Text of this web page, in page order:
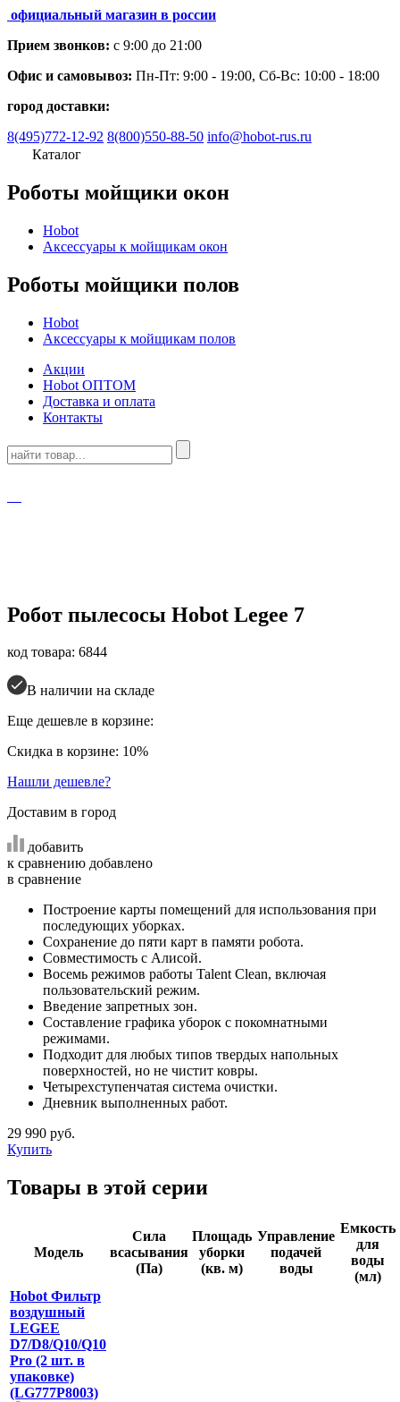
официальный магазин в россии
Прием звонков: с 9:00 до 21:00
Офис и самовывоз: Пн-Пт: 9:00 - 19:00, Сб-Вс: 10:00 - 18:00
город доставки:
8(495)772-12-92 8(800)550-88-50 info@hobot-rus.ru
Каталог
Роботы мойщики окон
Hobot
Аксессуары к мойщикам окон
Роботы мойщики полов
Hobot
Аксессуары к мойщикам полов
Акции
Hobot ОПТОМ
Доставка и оплата
Контакты
Робот пылесосы Hobot Legee 7
код товара: 6844
В наличии на складе
Еще дешевле в корзине:
Скидка в корзине: 10%
Нашли дешевле?
Доставим в город
добавить
к сравнению добавлено
в сравнение
Построение карты помещений для использования при
последующих уборках.
Сохранение до пяти карт в памяти робота.
Совместимость с Алисой.
Восемь режимов работы Talent Clean, включая
пользовательский режим.
Введение запретных зон.
Составление графика уборок с покомнатными
режимами.
Подходит для любых типов твердых напольных
поверхностей, но не чистит ковры.
Четырехступенчатая система очистки.
Дневник выполненных работ.
29 990 руб.
Купить
Товары в этой серии
Модель
Сила
всасывания
(Па)
Площадь
уборки
(кв. м)
Управление
подачей
воды
Емкость
для
воды
(мл)
Hobot Фильтр
воздушный
LEGEE
D7/D8/Q10/Q10
Pro (2 шт. в
упаковке)
(LG777P8003)